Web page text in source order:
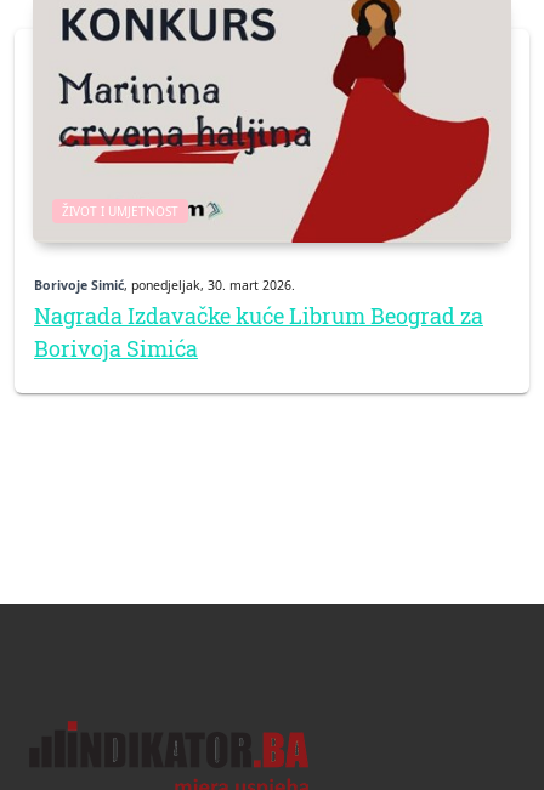
ŽIVOT I UMJETNOST
Borivoje Simić, ponedjeljak, 30. mart 2026.
Nagrada Izdavačke kuće Librum Beograd za
Borivoja Simića